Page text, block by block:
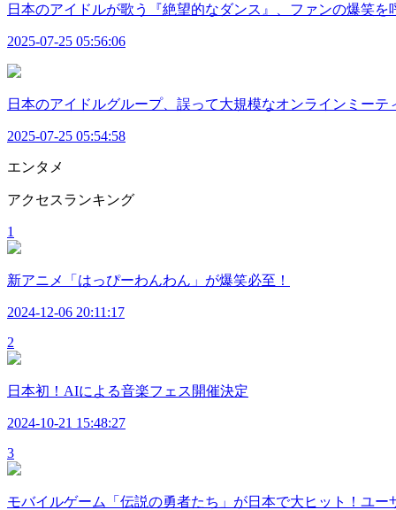
日本のアイドルが歌う『絶望的なダンス』、ファンの爆笑を
2025-07-25 05:56:06
日本のアイドルグループ、誤って大規模なオンラインミーテ
2025-07-25 05:54:58
エンタメ
アクセスランキング
1
新アニメ「はっぴーわんわん」が爆笑必至！
2024-12-06 20:11:17
2
日本初！AIによる音楽フェス開催決定
2024-10-21 15:48:27
3
モバイルゲーム「伝説の勇者たち」が日本で大ヒット！ユー